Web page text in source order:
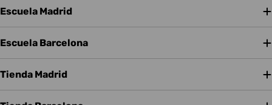
Escuela Madrid
Escuela Barcelona
Tienda Madrid